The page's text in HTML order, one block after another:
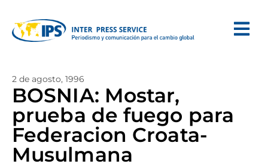
2 de agosto, 1996
BOSNIA: Mostar,
prueba de fuego para
Federacion Croata-
Musulmana